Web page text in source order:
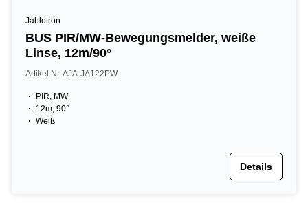
Jablotron
BUS PIR/MW-Bewegungsmelder, weiße
Linse, 12m/90°
Artikel Nr. AJA-JA122PW
PIR, MW
12m, 90°
Weiß
Details